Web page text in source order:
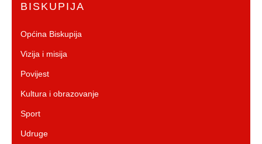
BISKUPIJA
Općina Biskupija
Vizija i misija
Povijest
Kultura i obrazovanje
Sport
Udruge